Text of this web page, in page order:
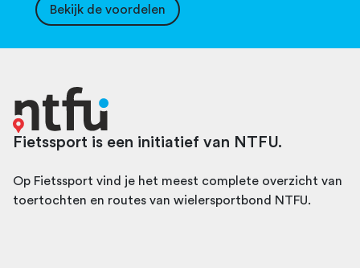
Bekijk de voordelen
Fietssport is een initiatief van NTFU.
Op Fietssport vind je het meest complete overzicht van
toertochten en routes van wielersportbond NTFU.